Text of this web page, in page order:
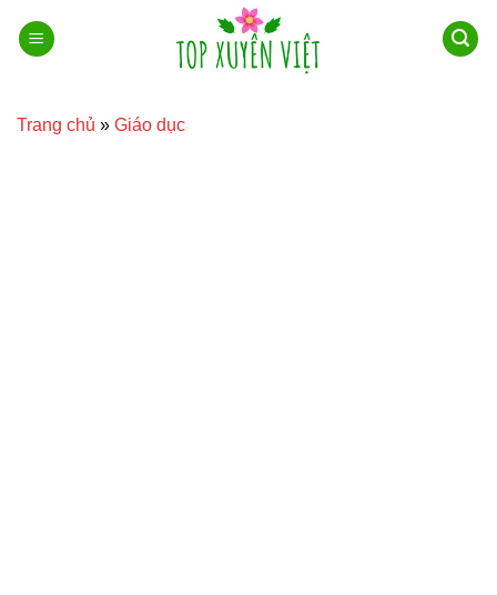
qua
Trang chủ » Giáo dục